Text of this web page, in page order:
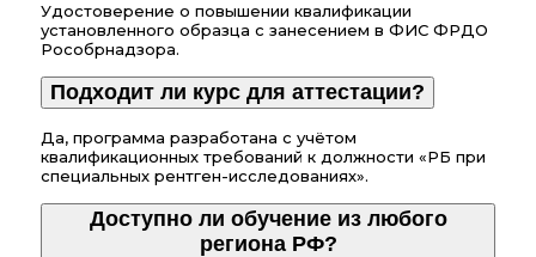
Удостоверение о повышении квалификации
установленного образца с занесением в ФИС ФРДО
Рособрнадзора.
Подходит ли курс для аттестации?
Да, программа разработана с учётом
квалификационных требований к должности «РБ при
специальных рентген-исследованиях».
Доступно ли обучение из любого
региона РФ?